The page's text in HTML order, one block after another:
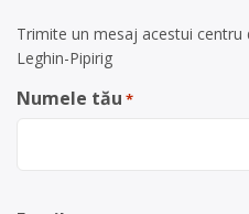
Trimite un mesaj acestui
Leghin-Pipirig
Numele tău *